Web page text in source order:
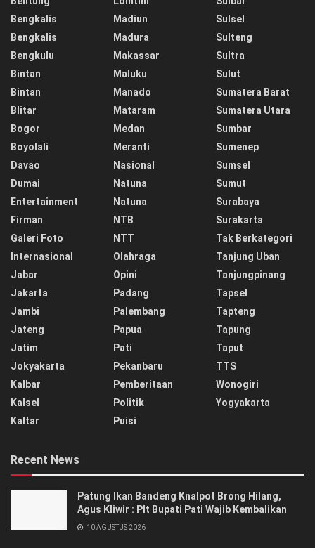
Bengkalis
Bengkalis
Bengkulu
Bintan
Bintan
Blitar
Bogor
Boyolali
Davao
Dumai
Entertainment
Firman
Galeri Foto
Internasional
Jabar
Jakarta
Jambi
Jateng
Jatim
Jokyakarta
Kalbar
Kalsel
Kaltar
Madiun
Madura
Makassar
Maluku
Manado
Mataram
Medan
Meranti
Nasional
Natuna
Natuna
NTB
NTT
Olahraga
Opini
Padang
Palembang
Papua
Pati
Pekanbaru
Pemberitaan
Politik
Puisi
Sulsel
Sulteng
Sultra
Sulut
Sumatera Barat
Sumatera Utara
Sumbar
Sumenep
Sumsel
Sumut
Surabaya
Surakarta
Tak Berkategori
Tanjung Uban
Tanjungpinang
Tapsel
Tapteng
Tapung
Taput
TTS
Wonogiri
Yogyakarta
Recent News
Patung Ikan Bandeng Knalpot Brong Hilang,
Agus Kliwir : Plt Bupati Pati Wajib Kembalikan
10 AGUSTUS 2026